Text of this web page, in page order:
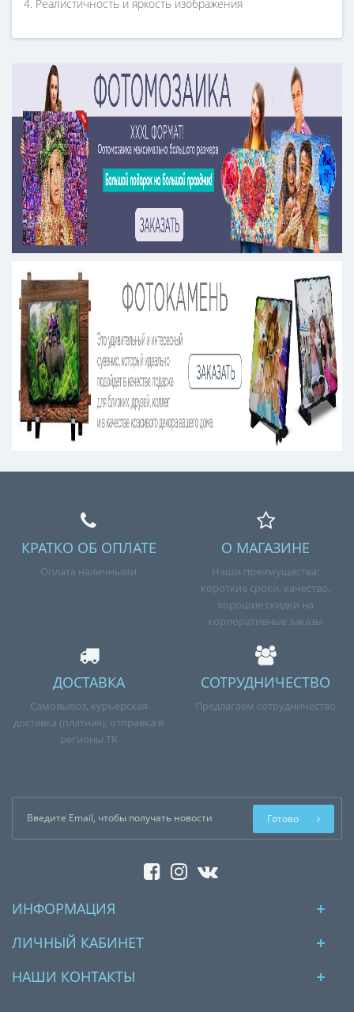
4. Реалистичность и яркость изображения
КРАТКО ОБ ОПЛАТЕ
Оплата наличными
О МАГАЗИНЕ
Наши преимущества:
короткие сроки, качество,
хорошие скидки на
корпоративные заказы
ДОСТАВКА
Самовывоз, курьерская
доставка (платная), отправка в
регионы ТК
СОТРУДНИЧЕСТВО
Предлагаем сотрудничество
Готово
ИНФОРМАЦИЯ
ЛИЧНЫЙ КАБИНЕТ
НАШИ КОНТАКТЫ